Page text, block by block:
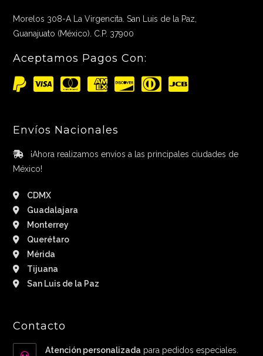
Morelos 308-A La Virgencita. San Luis de la Paz,
Guanajuato (México). C.P. 37900
Aceptamos Pagos Con:
Envíos Nacionales
¡Ahora realizamos envíos a las principales ciudades de
México!
CDMX
Guadalajara
Monterrey
Querétaro
Mérida
Tijuana
San Luis de la Paz
Contacto
Atención personalizada para pedidos especiales.